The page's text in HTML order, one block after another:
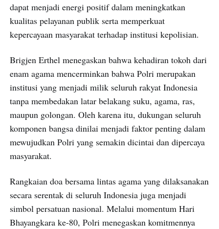
dapat menjadi energi positif dalam meningkatkan
kualitas pelayanan publik serta memperkuat
kepercayaan masyarakat terhadap institusi kepolisian.
Brigjen Erthel menegaskan bahwa kehadiran tokoh dari
enam agama mencerminkan bahwa Polri merupakan
institusi yang menjadi milik seluruh rakyat Indonesia
tanpa membedakan latar belakang suku, agama, ras,
maupun golongan. Oleh karena itu, dukungan seluruh
komponen bangsa dinilai menjadi faktor penting dalam
mewujudkan Polri yang semakin dicintai dan dipercaya
masyarakat.
Rangkaian doa bersama lintas agama yang dilaksanakan
secara serentak di seluruh Indonesia juga menjadi
simbol persatuan nasional. Melalui momentum Hari
Bhayangkara ke-80, Polri menegaskan komitmennya